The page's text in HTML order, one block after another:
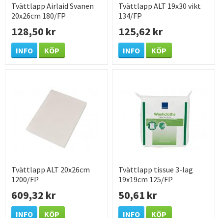
Tvättlapp Airlaid Svanen
20x26cm 180/FP
128,50 kr
INFO KÖP
Tvättlapp ALT 19x30 vikt
134/FP
125,62 kr
INFO KÖP
Tvättlapp ALT 20x26cm
1200/FP
609,32 kr
INFO KÖP
Tvättlapp tissue 3-lag
19x19cm 125/FP
50,61 kr
INFO KÖP